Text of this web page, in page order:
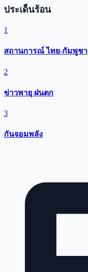
ประเด็นร้อน
1
สถานการณ์ ไทย-กัมพูชา
2
ข่าวพายุ ฝนตก
3
กันจอมพลัง